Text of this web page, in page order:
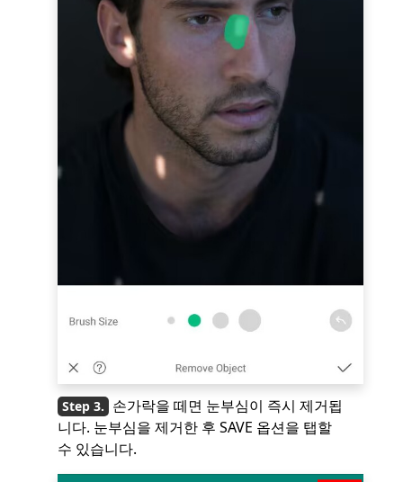
손가락을 떼면 눈부심이 즉시 제거됩
니다. 눈부심을 제거한 후 SAVE 옵션을 탭할
수 있습니다.